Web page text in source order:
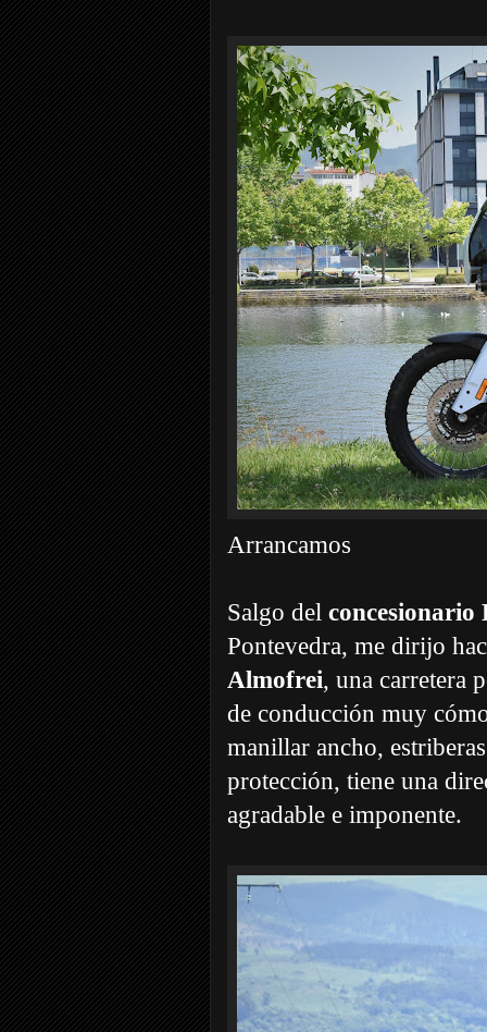
Arrancamos
Salgo del
Pontevedra, me dirijo
Almofrei, una carretera
de conducción muy
manillar ancho,
protección, tiene una
agradable e imponente.